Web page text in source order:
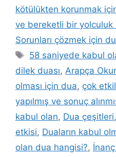
kötülükten korunmak
ve bereketli bir yolculuk
Sorunları çözmek için
58 saniyede kabul
dilek duası, Arapça
olması için dua, çok
yapılmış ve sonuç
kabul olan, Dua çeşitleri,
etkisi, Duaların kabul
olan dua hangisi?,